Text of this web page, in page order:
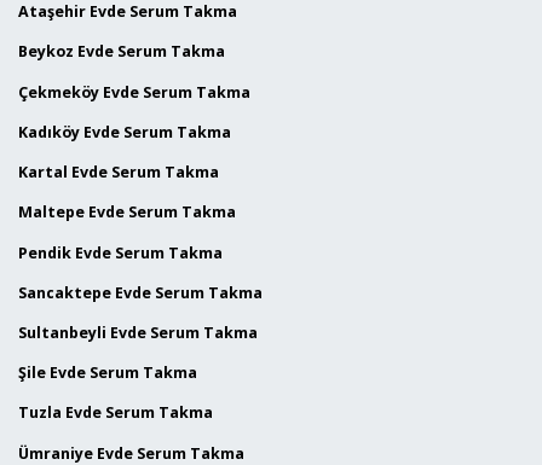
Ataşehir Evde Serum Takma
Beykoz Evde Serum Takma
Çekmeköy Evde Serum Takma
Kadıköy Evde Serum Takma
Kartal Evde Serum Takma
Maltepe Evde Serum Takma
Pendik Evde Serum Takma
Sancaktepe Evde Serum Takma
Sultanbeyli Evde Serum Takma
Şile Evde Serum Takma
Tuzla Evde Serum Takma
Ümraniye Evde Serum Takma